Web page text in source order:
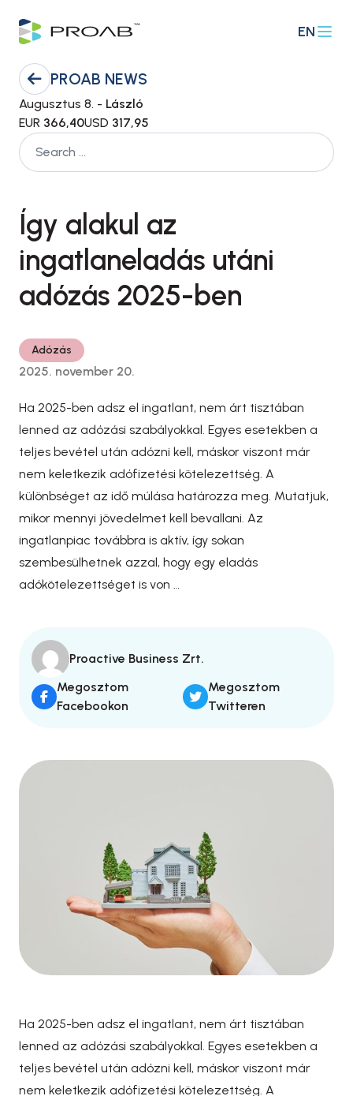
EN
PROAB NEWS
Augusztus 8. - László
EUR 366,40USD 317,95
Így alakul az
ingatlaneladás utáni
adózás 2025-ben
Adózás
2025. november 20.
Ha 2025-ben adsz el ingatlant, nem árt tisztában
lenned az adózási szabályokkal. Egyes esetekben a
teljes bevétel után adózni kell, máskor viszont már
nem keletkezik adófizetési kötelezettség. A
különbséget az idő múlása határozza meg. Mutatjuk,
mikor mennyi jövedelmet kell bevallani. Az
ingatlanpiac továbbra is aktív, így sokan
szembesülhetnek azzal, hogy egy eladás
adókötelezettséget is von …
Proactive Business Zrt.
Megosztom
Facebookon
Megosztom
Twitteren
Ha 2025-ben adsz el ingatlant, nem árt tisztában
lenned az adózási szabályokkal. Egyes esetekben a
teljes bevétel után adózni kell, máskor viszont már
nem keletkezik adófizetési kötelezettség. A